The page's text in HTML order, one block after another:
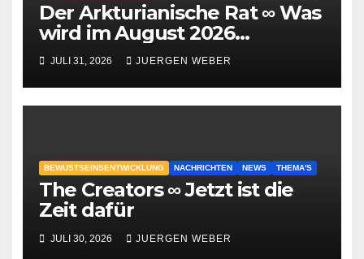
Der Arkturianische Rat ∞ Was
wird im August 2026
geschehen?
JULI 31, 2026 JUERGEN WEBER
BEWUSTSEINSENTWICKLUNG NACHRICHTEN NEWS THEMA'S
The Creators ∞ Jetzt ist die
Zeit dafür
JULI 30, 2026 JUERGEN WEBER